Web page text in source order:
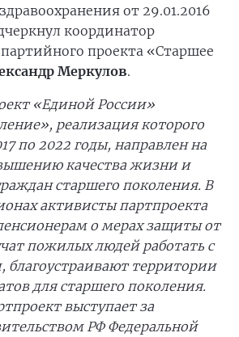
от 29.01.2016
координатор
проекта «Старшее
Меркулов.
«Единой России»
реализация которого
по 2022 годы, направлен на
качества жизни и
старшего поколения. В
активисты партпроекта
о мерах защиты от
пожилых людей работать с
территории
для старшего поколения.
выступает за
РФ Федеральной